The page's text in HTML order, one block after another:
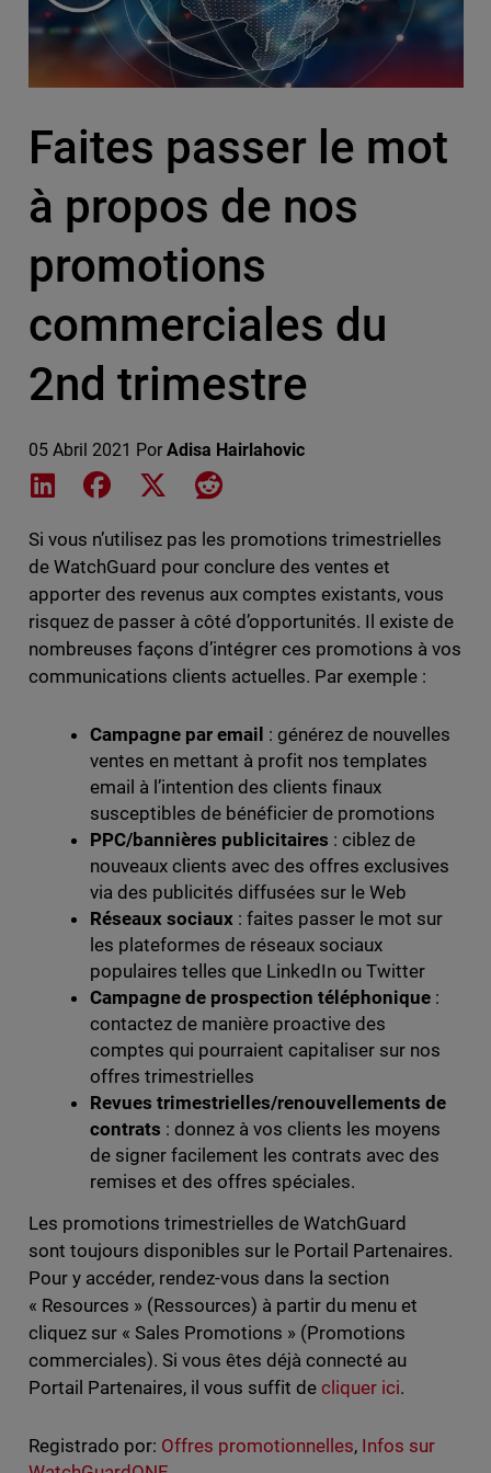
Faites passer le mot
à propos de nos
promotions
commerciales du
2nd trimestre
05 Abril 2021 Por Adisa Hairlahovic
Share on LinkedIn
Share on Facebook
Share on XShare on Reddit
Si vous n’utilisez pas les promotions trimestrielles
de WatchGuard pour conclure des ventes et
apporter des revenus aux comptes existants, vous
risquez de passer à côté d’opportunités. Il existe de
nombreuses façons d’intégrer ces promotions à vos
communications clients actuelles. Par exemple :
Campagne par email : générez de nouvelles
ventes en mettant à profit nos templates
email à l’intention des clients finaux
susceptibles de bénéficier de promotions
PPC/bannières publicitaires : ciblez de
nouveaux clients avec des offres exclusives
via des publicités diffusées sur le Web
Réseaux sociaux : faites passer le mot sur
les plateformes de réseaux sociaux
populaires telles que LinkedIn ou Twitter
Campagne de prospection téléphonique :
contactez de manière proactive des
comptes qui pourraient capitaliser sur nos
offres trimestrielles
Revues trimestrielles/renouvellements de
contrats : donnez à vos clients les moyens
de signer facilement les contrats avec des
remises et des offres spéciales.
Les promotions trimestrielles de WatchGuard
sont toujours disponibles sur le Portail Partenaires.
Pour y accéder, rendez-vous dans la section
« Resources » (Ressources) à partir du menu et
cliquez sur « Sales Promotions » (Promotions
commerciales). Si vous êtes déjà connecté au
Portail Partenaires, il vous suffit decliquer ici.
Registrado por: Offres promotionnelles, Infos sur